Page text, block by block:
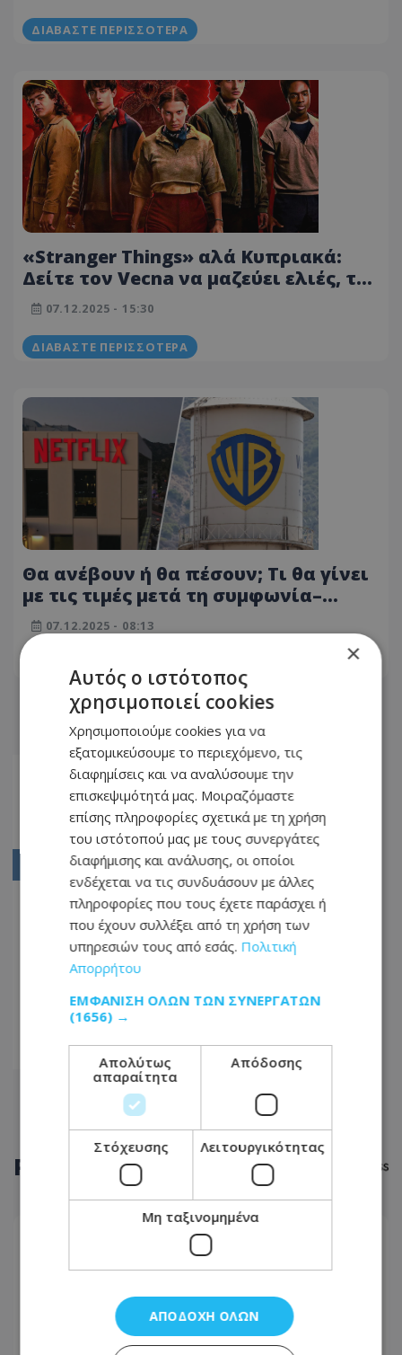
ΔΙΑΒΆΣΤΕ ΠΕΡΙΣΣΌΤΕΡΑ
«Stranger Things» αλά Κυπριακά:
Δείτε τον Vecna να μαζεύει ελιές, τον
Mike σε γαϊδουράκι και…πολλά
άλλα – Φωτογραφίες
07.12.2025 - 15:30
ΔΙΑΒΆΣΤΕ ΠΕΡΙΣΣΌΤΕΡΑ
Θα ανέβουν ή θα πέσουν; Τι θα γίνει
με τις τιμές μετά τη συμφωνία–
μαμούθ της Netflix
07.12.2025 - 08:13
Αρχική
02
04
06
ΡΟΗ ΕΙΔΗΣΕΩΝ
κατσαρόλα στη φωτιά και παραλίγο να καεί
ολόκληρο το διαμέρισμα
×
Αυτός ο ιστότοπος
χρησιμοποιεί cookies
Χρησιμοποιούμε cookies για να
εξατομικεύσουμε το περιεχόμενο, τις
διαφημίσεις και να αναλύσουμε την
επισκεψιμότητά μας. Μοιραζόμαστε
επίσης πληροφορίες σχετικά με τη χρήση
του ιστότοπού μας με τους συνεργάτες
διαφήμισης και ανάλυσης, οι οποίοι
ενδέχεται να τις συνδυάσουν με άλλες
πληροφορίες που τους έχετε παράσχει ή
που έχουν συλλέξει από τη χρήση των
υπηρεσιών τους από εσάς. Πολιτική
Απορρήτου
ΕΜΦΆΝΙΣΗ ΌΛΩΝ ΤΩΝ ΣΥΝΕΡΓΑΤΏΝ
(1656) →
Απολύτως
απαραίτητα
Απόδοσης
Στόχευσης Λειτουργικότητας
Μη ταξινομημένα
ΑΠΟΔΟΧΉ ΌΛΩΝ